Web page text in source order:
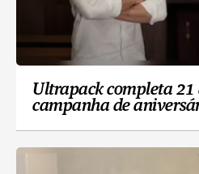
Ultrapack completa 21
campanha de